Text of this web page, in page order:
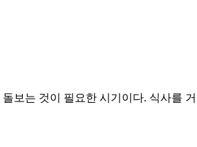
보는 것이 필요한 시기이다. 식사를